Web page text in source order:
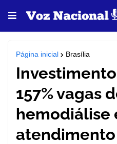
Página inicial Brasília
157% vagas
hemodiálise